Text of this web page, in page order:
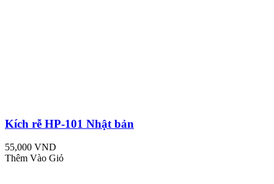
Kích rễ HP-101 Nhật bản
55,000 VND
Thêm Vào Giỏ